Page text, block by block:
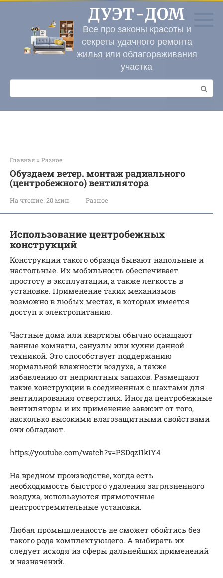
Перейти
контенту
ДУЭТ-ДОМ
Все про законы красоты и
секреты удачного ремонта
жилья или облагораживания
участка
Поиск:
Главная » Разное
Обуздаем ветер. монтаж радиального
(центробежного) вентилятора
На чтение: 20 мин Разное
Использование центробежных
конструкций
Конструкции такого образца бывают напольные и
настольные. Их мобильность обеспечивает
простоту в эксплуатации, а также легкость в
установке. Применение таких механизмов
возможно в любых местах, в которых имеется
доступ к электропитанию.
Частные дома или квартиры обычно оснащают
ванные комнаты, санузлы или кухни данной
техникой. Это способствует поддержанию
нормальной влажности воздуха, а также
избавлению от неприятных запахов. Размещают
такие конструкции в соединенных с шахтами для
вентилирования отверстиях. Иногда центробежные
вентиляторы и их применение зависит от того,
насколько высокими влагозащитными свойствами
они обладают.
https://youtube.com/watch?v=PSDqzI1kIY4
На вредном производстве, когда есть
необходимость быстрого удаления загрязненного
воздуха, используются прямоточные
центростремительные установки.
Любая промышленность не сможет обойтись без
такого рода комплектующего. А выбирать их
следует исходя из сферы дальнейших применений
и назначений.